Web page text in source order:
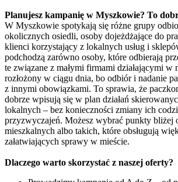
Planujesz kampanię w Myszkowie? To
W Myszkowie spotykają się różne grupy
okolicznych osiedli, osoby dojeżdżające do
klienci korzystający z lokalnych usług i
podchodzą zarówno osoby, które odbierają
te związane z małymi firmami działającymi w
rozłożony w ciągu dnia, bo odbiór i nadanie
z innymi obowiązkami. To sprawia, że
dobrze wpisują się w plan działań
lokalnych – bez konieczności zmiany ich
przyzwyczajeń. Możesz wybrać punkty bliżej
mieszkalnych albo takich, które obsługują
załatwiających sprawy w mieście.
Dlaczego warto skorzystać z naszej oferty?